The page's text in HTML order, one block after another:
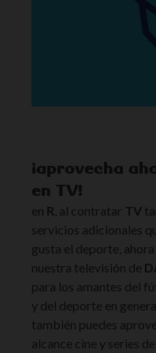
¡aprovecha
en TV!
en R , al contratar TV
servicios adicionales
gusta el deporte,
nuestra televisión de
para los amantes del
y del deporte en
también puedes
alcance cine y series